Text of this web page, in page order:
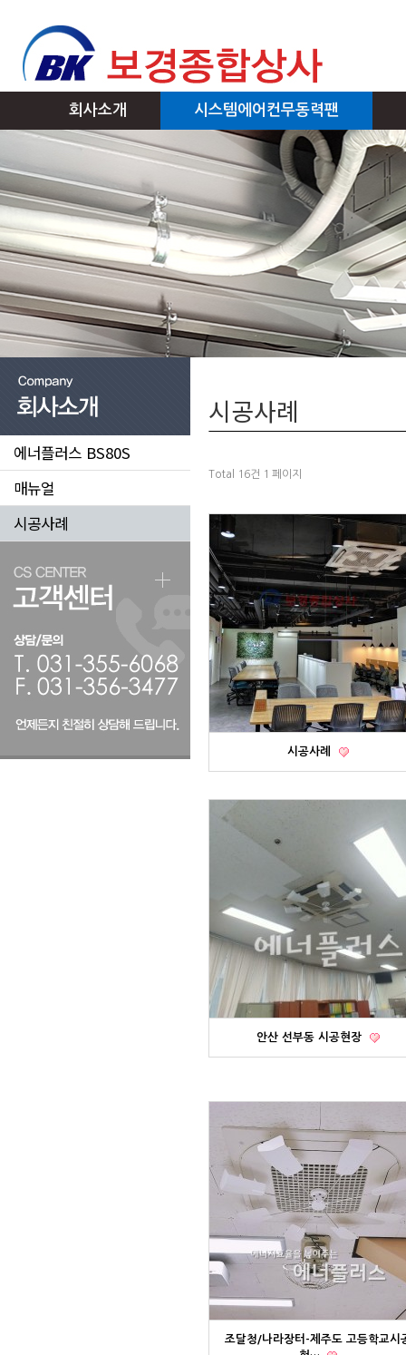
회사소개 시스템에어컨무동력팬
에너플러스 BS80S
매뉴얼
시공사례
시공사례
Total 16건 1 페이지
시공사례
안산 선부동 시공현장
조달청/나라장터-제주도 고등학교시